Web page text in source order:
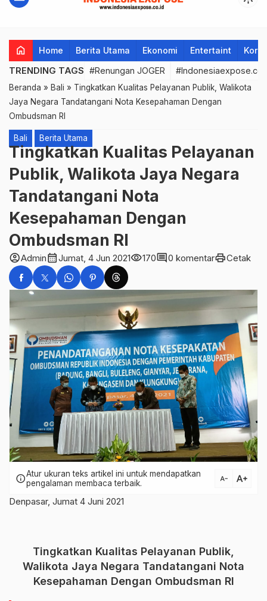
home Home Berita Utama Ekonomi Entertaint
TRENDING TAGS #Renungan JOGER
Beranda » Bali » Tingkatkan Kualitas Pelayanan Publik, Walikota
Jaya Negara Tandatangani Nota Kesepahaman Dengan
Ombudsman RI
Bali Berita Utama
Tingkatkan Kualitas Pelayanan
Publik, Walikota Jaya Negara
Tandatangani Nota
Kesepahaman Dengan
Ombudsman RI
account_circleAdmincalendar_monthJumat, 4 Jun 2021visibility170comment0 komentarprintCetak
infoAtur ukuran teks artikel ini untuk mendapatkan
pengalaman membaca terbaik.
text_decrease text_increase
Denpasar, Jumat 4 Juni 2021
Tingkatkan Kualitas Pelayanan Publik,
Walikota Jaya Negara Tandatangani Nota
Kesepahaman Dengan Ombudsman RI